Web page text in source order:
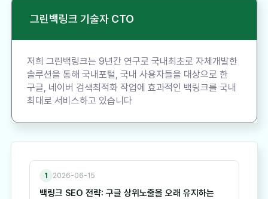
그린백링크 기술자 CTO
저희 그린백링크는 9년간 연구로 국내최초로 자체개발한
솔루션을 통해 국내포털, 국내 사용자들을 대상으로 한
구글, 네이버 검색최적화 작업에 효과적인 백링크를 국내
최대로 서비스하고 있습니다
1 2026-06-15
백링크 SEO 전략: 구글 상위노출을 오래 유지하는